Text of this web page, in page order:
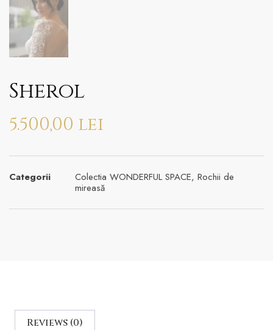
Sherol
5.500,00 lei
Categorii Colectia WONDERFUL SPACE, Rochii de
mireasă
Reviews (0)